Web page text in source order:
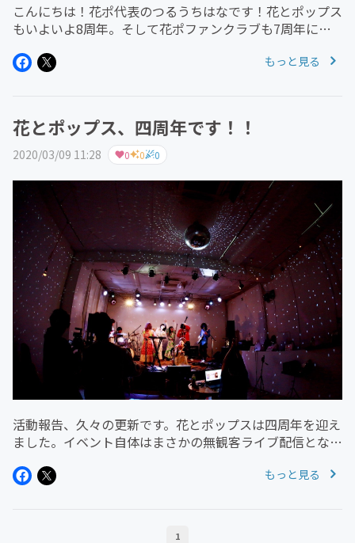
こんにちは！花ポ代表のつるうちはなです！花とポップス
もいよいよ8周年。そして花ポファンクラブも7周年に入
の天才ミュージシャンたち、そして応援してくださるファ
もっと見る
花とポップス、四周年です！！
2020/03/09 11:28 0 0 0
活動報告、久々の更新です。花とポップスは四周年を迎え
ました。イベント自体はまさかの無観客ライブ配信となり
ァンクラブによる支援金のおかげで、むしろ素晴らしい夜
もっと見る
1